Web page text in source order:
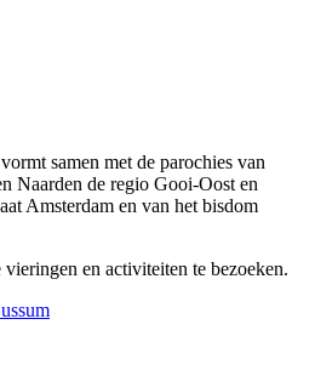
samen met de parochies van
Naarden de regio Gooi-Oost en
Amsterdam en van het bisdom
en activiteiten te bezoeken.